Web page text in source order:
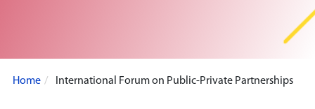
Home International Forum on Public-Private Partnerships